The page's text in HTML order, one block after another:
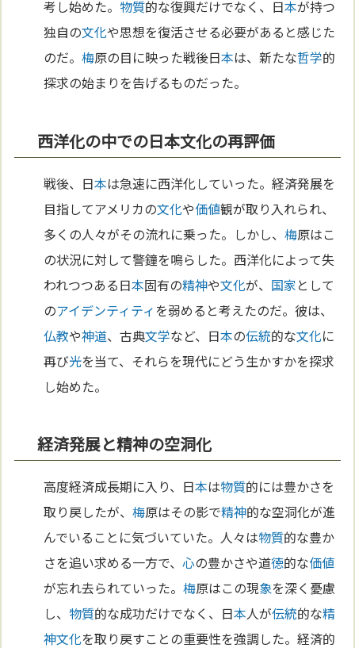
考し始めた。 物質的な復興だけでなく、日本が持つ
独自の文化や思想を復活させる必要があると感じた
のだ。梅原の目に映った戦後日本は、新たな哲学的
探求の始まりを告げるものだった。
西洋化の中での日本文化の再評価
戦後、日本は急速に西洋化していった。経済発展を
目指してアメリカの文化や価値観が取り入れられ、
多くの人々がその流れに乗った。しかし、梅原はこ
の状況に対して警鐘を鳴らした。西洋化によって失
われつつある日本固有の精神や文化が、 国家として
のアイデンティティを弱めると考えたのだ。彼は、
仏教や神道、古典文学など、日本の伝統的な文化に
再び光を当て、それらを現代にどう生かすかを探求
し始めた。
経済発展と精神の空洞化
高度経済成長期に入り、日本は物質的には豊かさを
取り戻したが、梅原はその影で精神的な空洞化が進
んでいることに気づいていた。人々は物質的な豊か
さを追い求める一方で、心の豊かさや道徳的な価値
が忘れ去られていった。梅原はこの現象を深く憂慮
し、 物質的な成功だけでなく、日本人が伝統的な精
神文化を取り戻すことの重要性を強調した。経済的